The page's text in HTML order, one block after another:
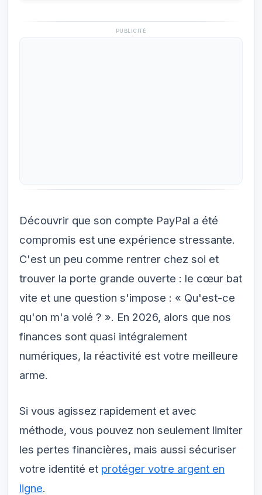
PUBLICITÉ
Découvrir que son compte PayPal a été
compromis est une expérience stressante.
C'est un peu comme rentrer chez soi et
trouver la porte grande ouverte : le cœur bat
vite et une question s'impose : « Qu'est-ce
qu'on m'a volé ? ». En 2026, alors que nos
finances sont quasi intégralement
numériques, la réactivité est votre meilleure
arme.
Si vous agissez rapidement et avec
méthode, vous pouvez non seulement limiter
les pertes financières, mais aussi sécuriser
votre identité et protéger votre argent en
ligne.